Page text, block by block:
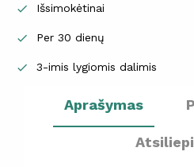
 Išsimokėtinai
 Per 30 dienų
 3-imis lygiomis dalimis
Aprašymas